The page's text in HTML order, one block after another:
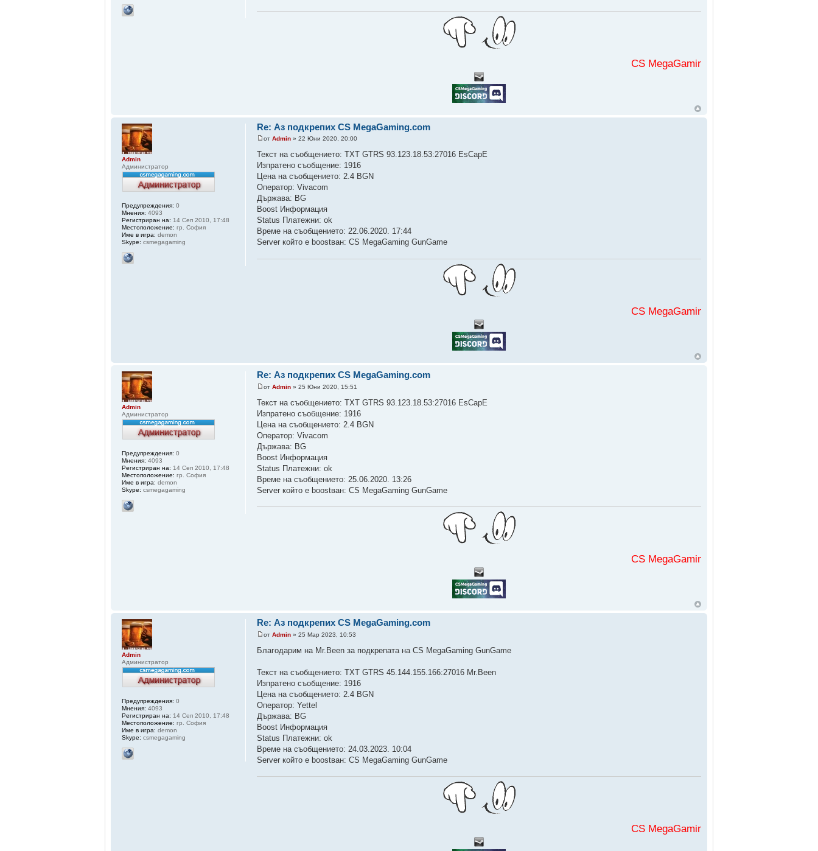
CS MegaGaming във
Re: Аз подкрепих CS MegaGaming.com
отAdmin » 22 Юни 2020, 20:00
Текст на съобщението: TXT GTRS 93.123.18.53:27016 EsCapE
Изпратено съобщение: 1916
Цена на съобщението: 2.4 BGN
Оператор: Vivacom
Държава: BG
Boost Информация
Status Платежни: ok
Време на съобщението: 22.06.2020. 17:44
Server който е boostван: CS MegaGaming GunGame
CS MegaGaming във
Admin
Администратор
Предупреждения: 0
Мнения: 4093
Регистриран на: 14 Сеп 2010, 17:48
Местоположение: гр. София
Име в игра: demon
Skype: csmegagaming
Re: Аз подкрепих CS MegaGaming.com
отAdmin » 25 Юни 2020, 15:51
Текст на съобщението: TXT GTRS 93.123.18.53:27016 EsCapE
Изпратено съобщение: 1916
Цена на съобщението: 2.4 BGN
Оператор: Vivacom
Държава: BG
Boost Информация
Status Платежни: ok
Време на съобщението: 25.06.2020. 13:26
Server който е boostван: CS MegaGaming GunGame
CS MegaGaming във
Admin
Администратор
Предупреждения: 0
Мнения: 4093
Регистриран на: 14 Сеп 2010, 17:48
Местоположение: гр. София
Име в игра: demon
Skype: csmegagaming
Re: Аз подкрепих CS MegaGaming.com
отAdmin » 25 Мар 2023, 10:53
Благодарим на Mr.Been за подкрепата на CS MegaGaming GunGame
Текст на съобщението: TXT GTRS 45.144.155.166:27016 Mr.Been
Изпратено съобщение: 1916
Цена на съобщението: 2.4 BGN
Оператор: Yettel
Държава: BG
Boost Информация
Status Платежни: ok
Време на съобщението: 24.03.2023. 10:04
Server който е boostван: CS MegaGaming GunGame
CS MegaGaming във
Admin
Администратор
Предупреждения: 0
Мнения: 4093
Регистриран на: 14 Сеп 2010, 17:48
Местоположение: гр. София
Име в игра: demon
Skype: csmegagaming